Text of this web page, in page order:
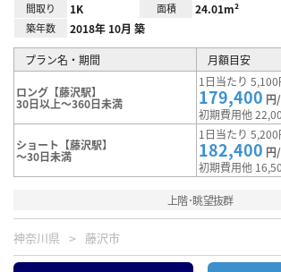
間取り 1K 面積 24.01m²
築年数 2018年 10月 築
プラン名・期間 月額目安
ロング【藤沢駅】
30日以上～360日未満
1日当たり
179,400 円
初期費用他
ショート【藤沢駅】
～30日未満
1日当たり
182,400 円
初期費用他
上階･眺望抜群
神奈川県 藤沢市